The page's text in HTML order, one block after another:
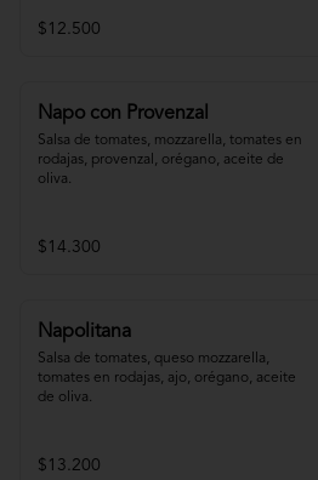
$12.500
Napo con Provenzal
Salsa de tomates, mozzarella, tomates en
rodajas, provenzal, orégano, aceite de
oliva.
$14.300
Napolitana
Salsa de tomates, queso mozzarella,
tomates en rodajas, ajo, orégano, aceite
de oliva.
$13.200